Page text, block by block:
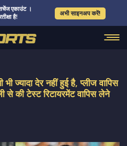
एकाउंट ।
है!
अभी साइनअप करें!
ज्यादा देर नहीं हुई है, प्लीज वापिस
से की टेस्ट रिटायरमेंट वापिस लेने